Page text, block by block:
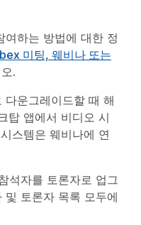
여하는 방법에 대한 정
미팅, 웨비나 또는
.
다운그레이드할 때 해
탑 앱에서 비디오 시
스템은 웨비나에 연
석자를 토론자로 업그
및 토론자 목록 모두에